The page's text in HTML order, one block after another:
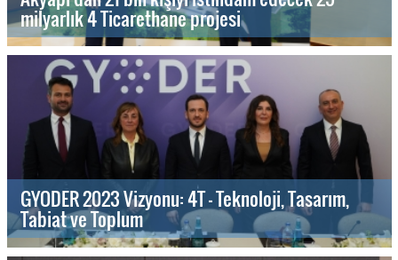
milyarlık 4 Ticarethane projesi
GYODER 2023 Vizyonu: 4T - Teknoloji, Tasarım,
Tabiat ve Toplum